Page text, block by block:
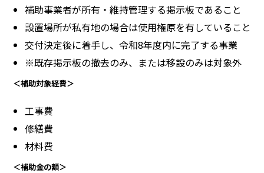
補助事業者が所有・維持管理する掲示板であること
設置場所が私有地の場合は使用権原を有していること
交付決定後に着手し、令和8年度内に完了する事業
※既存掲示板の撤去のみ、または移設のみは対象外
＜補助対象経費＞
工事費
修繕費
材料費
＜補助金の額＞